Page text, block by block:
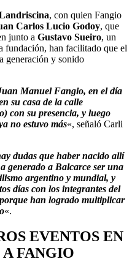
, con quien Fangio
Carlos Lucio Godoy, que
junto a Gustavo Sueiro, un
fundación, han facilitado que el
generación y sonido
Manuel Fangio, en el día
su casa de la calle
con su presencia, y luego
no estuvo más«, señaló Carli
dudas que haber nacido allí
generado a Balcarce ser una
argentino y mundial, y
días con los integrantes del
han logrado multiplicar
«.
EVENTOS EN
FANGIO